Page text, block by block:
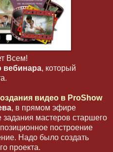
Всем!
вебинара, который
видео в ProShow
, в прямом эфире
мастеров старшего
построение
Надо было создать
проекта.